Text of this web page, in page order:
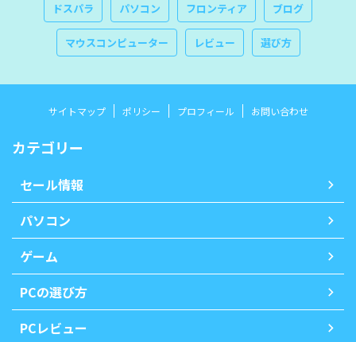
ドスパラ パソコン フロンティア ブログ
マウスコンピューター レビュー 選び方
サイトマップ ポリシー プロフィール お問い合わせ
カテゴリー
セール情報
パソコン
ゲーム
PCの選び方
PCレビュー